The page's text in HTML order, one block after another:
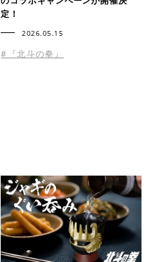
定！
2026.05.15
#『北斗の拳』